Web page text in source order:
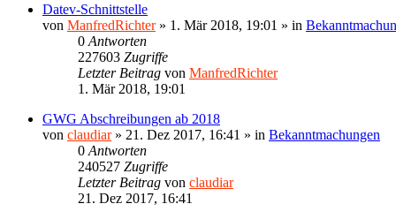
Datev-Schnittstelle
von ManfredRichter» 1. Mär 2018, 19:01 » in
0 Antworten
227603 Zugriffe
Letzter Beitrag von ManfredRichter
1. Mär 2018, 19:01
GWG Abschreibungen ab 2018
von claudiar» 21. Dez 2017, 16:41 » in Bekanntmachungen
0 Antworten
240527 Zugriffe
Letzter Beitrag von claudiar
21. Dez 2017, 16:41